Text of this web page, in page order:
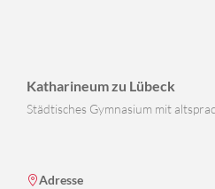
Katharineum zu Lübeck
Städtisches Gymnasium mit
Adresse